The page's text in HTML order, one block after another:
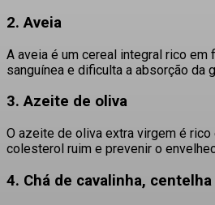
2. Aveia
A aveia é um cereal integral rico em
sanguínea e dificulta a absorção da
3. Azeite de oliva
O azeite de oliva extra virgem é
colesterol ruim e prevenir o
4. Chá de cavalinha,